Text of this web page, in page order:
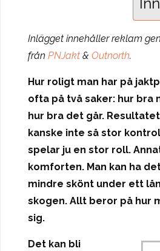
Inlägget innehåller reklam
från PNJakt & Outnorth.
Hur roligt man har på
ofta på två saker: hur bra
hur bra det går.
kanske inte så stor
spelar ju en stor roll.
komforten. Man kan ha
mindre skönt under ett
skogen. Allt beror på hur
sig.
Det kan bli